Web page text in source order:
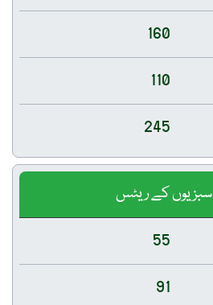
160
110
245
سبزیوں کے ریٹس
55
91